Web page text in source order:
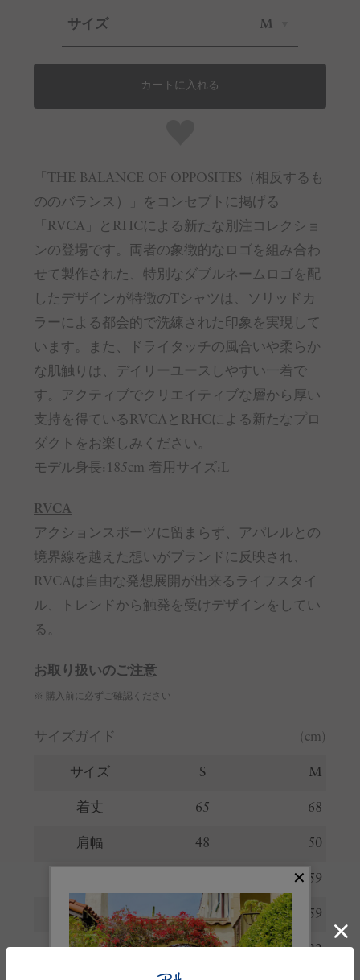
サイズ M
カートに入れる
「THE BALANCE OF OPPOSITES（相反するも
ののバランス）」をコンセプトに掲げる
「RVCA」とRHCによる新たな別注コレクショ
ンの登場です。両者の象徴的なロゴを組み合わ
せて製作された、特別なダブルネームロゴを配
したデザインが特徴のTシャツは、ソリッドカ
ラーによる都会的で洗練された印象を実現して
います。また、ドライタッチの風合いや柔らか
な肌触りは、デイリーユースしやすい一着で
す。アクティブでクリエイティブな層から厚い
支持を得ているRVCAとRHCによる新たなプロ
ダクトをお楽しみください。
モデル身長:185cm 着用サイズ:L
RVCA
アクションスポーツに留まらず、アパレルとの
境界線を越えた想いがブランドに反映され、
RVCAは自由な発想展開が出来るライフスタイ
ル、トレンドから触発を受けデザインをしてい
る。
お取り扱いのご注意
※ 購入前に必ずご確認ください
サイズガイド (cm)
サイズ S M
着丈 65 68
肩幅 48 50
59
裾幅 56 59
袖丈 21 22